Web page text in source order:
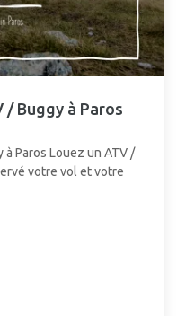
/ Buggy à Paros
Paros Louez un ATV /
votre vol et votre